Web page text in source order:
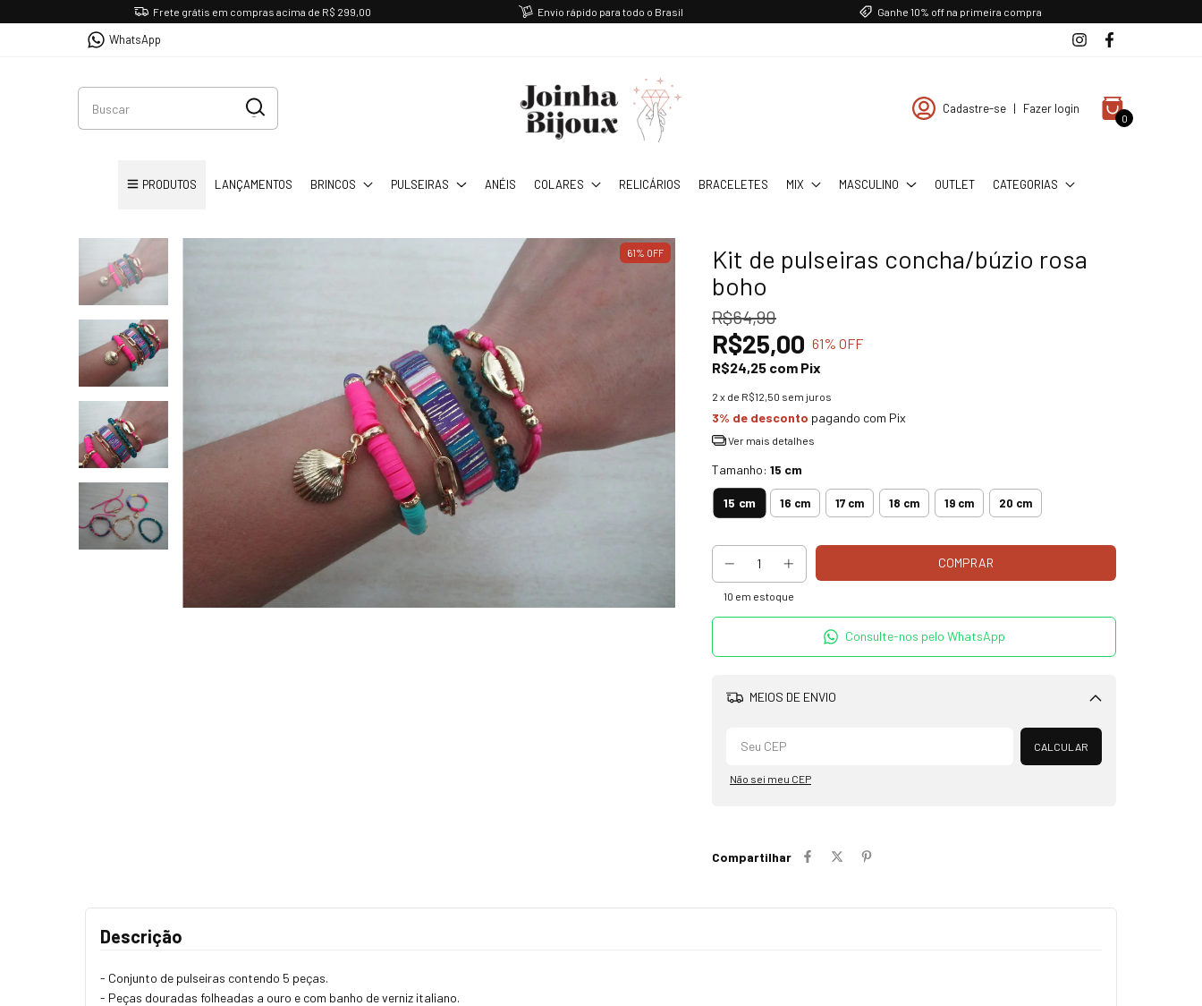
Frete grátis em compras acima de R$ 299,00 Envio rápido para todo o Brasil Ganhe 10% off na primeira compra
WhatsApp
Cadastre-se | Fazer login
0
PRODUTOS LANÇAMENTOS BRINCOS PULSEIRAS ANÉIS COLARES RELICÁRIOS BRACELETES MIX MASCULINO OUTLET CATEGORIAS
61% OFF
Kit de pulseiras concha/búzio rosa
boho
R$64,90
R$25,00 61% OFF
R$24,25 com Pix
2 x de R$12,50 sem juros
3% de desconto pagando com Pix
Ver mais detalhes
Tamanho: 15 cm
15 cm 16 cm 17 cm 18 cm 19 cm 20 cm
10 em estoque
Consulte-nos pelo WhatsApp
MEIOS DE ENVIO
Alterar CEP
CALCULAR
Não sei meu CEP
Compartilhar
Descrição
- Conjunto de pulseiras contendo 5 peças.
- Peças douradas folheadas a ouro e com banho de verniz italiano.